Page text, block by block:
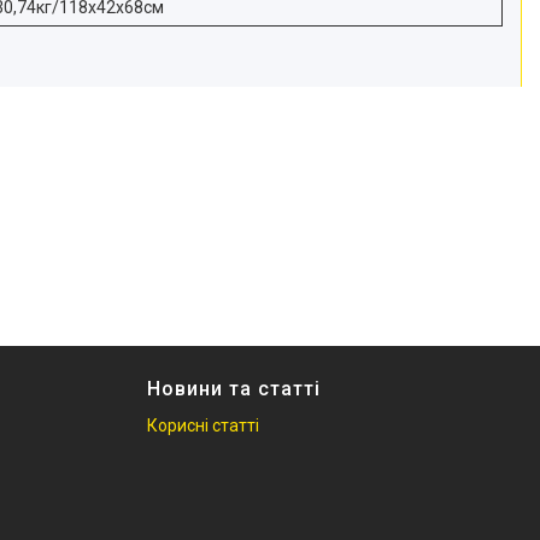
118х42х68см
Новини та статті
Корисні статті